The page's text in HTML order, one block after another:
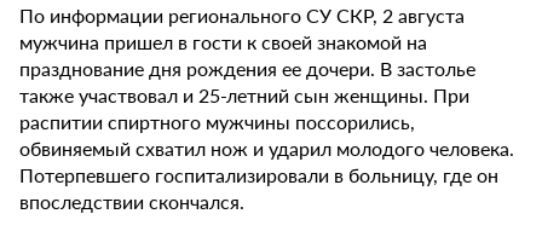
По информации регионального СУ СКР, 2 августа
мужчина пришел в гости к своей знакомой на
празднование дня рождения ее дочери. В застолье
также участвовал и 25-летний сын женщины. При
распитии спиртного мужчины поссорились,
обвиняемый схватил нож и ударил молодого человека.
Потерпевшего госпитализировали в больницу, где он
впоследствии скончался.